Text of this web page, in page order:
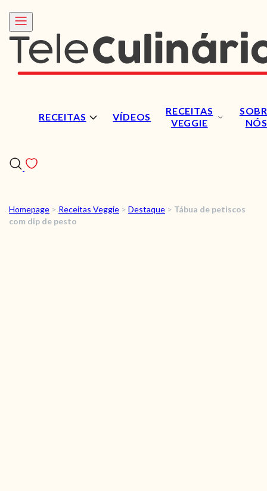
RECEITAS VÍDEOS
RECEITAS
VEGGIE
NÓS
RECEITAS
Homepage > Receitas Veggie > Destaque > Tábua de petiscos
com dip de pesto